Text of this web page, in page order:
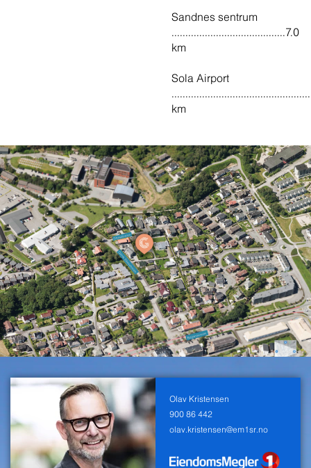
Sandnes sentrum
.........................................7.0
km
Sola Airport
km
Olav Kristensen
900 86 442
olav.kristensen@em1sr.no